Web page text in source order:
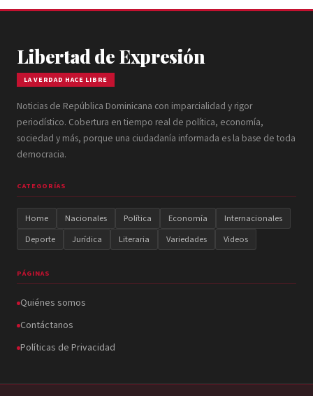
Libertad de Expresión
LA VERDAD HACE LIBRE
Noticias de República Dominicana con imparcialidad y rigor
periodístico. Cobertura en tiempo real de política, economía,
sociedad y más, porque una ciudadanía informada es la base de toda
democracia.
CATEGORÍAS
Home Nacionales Política Economía
Internacionales
Deporte
Jurídica Literaria Variedades Videos
PÁGINAS
Quiénes somos
Contáctanos
Políticas de Privacidad